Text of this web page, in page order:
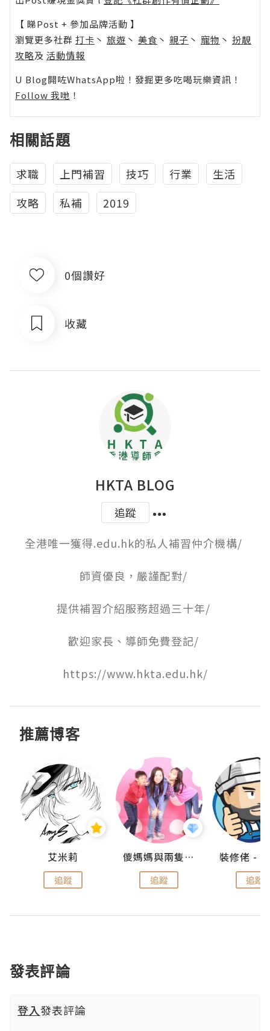
【 睇Post + 參加品牌活動 】
瀏覽更多社群 打卡 丶 旅遊 丶 美食 丶 親子 丶 寵物 丶 扮靚
攻略及 活動情報
U Blog開咗WhatsApp啦！發掘更多吃喝玩樂資訊！
Follow 我哋 ！
相關話題
求職 上門補習 技巧 行業
生活
攻略
私補 2019
0個讚好
收藏
HKTA BLOG
追蹤
全港唯一獲得.edu.hk的私人補習仲介機構/ ﻿
師資優良，嚴謹配對/
提供補習介紹服務超過三十年/
歡迎家長、導師免費登記/
https://www.hkta.edu.hk/
推薦博客
艾米莉
追蹤
儍媽媽與兩隻小魔怪之家
追蹤 追蹤
發表評論
登入發表評論